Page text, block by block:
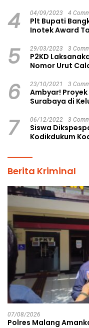
4 04/09/2023 4
Plt Bupati
Inotek Award
5 29/03/2023 3
P2KD
Nomor Urut
6 23/10/2021 3
Ambyar!
Surabaya di
7 06/12/2022 3
Siswa
Kodikdukum
Berita Kriminal
07/08/2026
Polres Malang